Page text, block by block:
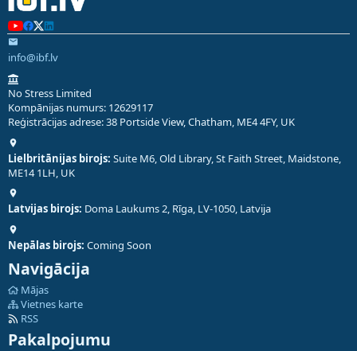
info@ibf.lv
No Stress Limited
Kompānijas numurs: 12629117
Reģistrācijas adrese: 38 Portside View, Chatham, ME4 4FY, UK
Lielbritānijas birojs: Suite M6, Old Library, St Faith Street, Maidstone,
ME14 1LH, UK
Latvijas birojs: Doma Laukums 2, Rīga, LV-1050, Latvija
Nepālas birojs: Coming Soon
Navigācija
Mājas
Vietnes karte
RSS
Pakalpojumu